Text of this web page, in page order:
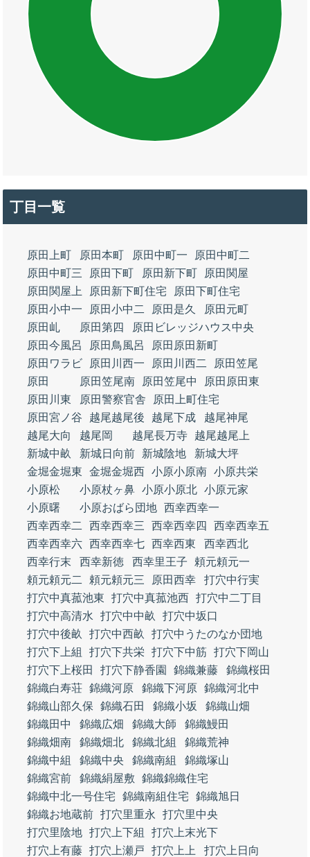
丁目一覧
原田上町 原田本町 原田中町一
原田中町二
原田中町三
原田下町 原田新下町
原田関屋
原田関屋上
原田新下町住宅
原田下町住宅
原田小中一
原田小中二 原田是久
原田元町
原田乢
原田第四
原田ビレッジハウス中央
原田今風呂
原田鳥風呂
原田原田新町
原田ワラビ
原田川西一 原田川西二
原田笠尾
原田
原田笠尾南 原田笠尾中
原田原田東
原田川東
原田警察官舎
原田上町住宅
原田宮ノ谷
越尾越尾後 越尾下成
越尾神尾
越尾大向
越尾岡 越尾長万寺
越尾越尾上
新城中畝
新城日向前 新城陰地
新城大坪
金堀金堀東
金堀金堀西 小原小原南 小原共栄
小原松
小原杖ヶ鼻 小原小原北 小原元家
小原曙
小原おばら団地 西幸西幸一
西幸西幸二
西幸西幸三 西幸西幸四
西幸西幸五
西幸西幸六 西幸西幸七 西幸西東
西幸西北
西幸行末
西幸新徳 西幸里王子
頼元頼元一
頼元頼元二
頼元頼元三 原田西幸
打穴中行実
打穴中真菰池東
打穴中真菰池西 打穴中二丁目
打穴中高清水
打穴中中畝
打穴中坂口
打穴中後畝
打穴中西畝
打穴中うたのなか団地
打穴下上組
打穴下共栄 打穴下中筋 打穴下岡山
打穴下上桜田
打穴下静香園 錦織兼藤
錦織桜田
錦織白寿荘 錦織河原 錦織下河原 錦織河北中
錦織山部久保
錦織石田 錦織小坂
錦織山畑
錦織田中
錦織広畑 錦織大師
錦織鰻田
錦織畑南
錦織畑北 錦織北組
錦織荒神
錦織中組
錦織中央 錦織南組
錦織塚山
錦織宮前
錦織絹屋敷
錦織錦織住宅
錦織中北一号住宅
錦織南組住宅
錦織旭日
錦織お地蔵前 打穴里重永
打穴里中央
打穴里陰地 打穴上下組
打穴上末光下
打穴上有藤 打穴上瀬戸 打穴上上
打穴上日向